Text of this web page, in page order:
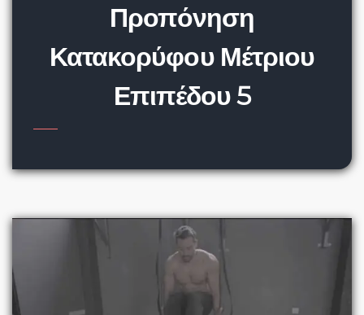
Προπόνηση
Κατακορύφου Μέτριου
Επιπέδου 5